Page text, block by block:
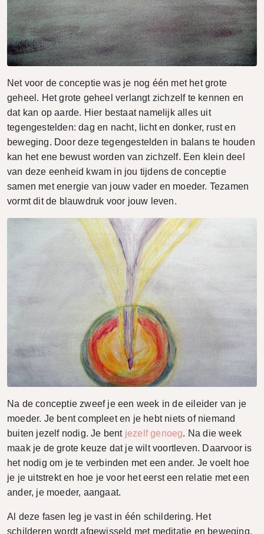
Net voor de conceptie was je nog één met het grote
geheel. Het grote geheel verlangt zichzelf te kennen en
dat kan op aarde. Hier bestaat namelijk alles uit
tegengestelden: dag en nacht, licht en donker, rust en
beweging. Door deze tegengestelden in balans te houden
kan het ene bewust worden van zichzelf. Een klein deel
van deze eenheid kwam in jou tijdens de conceptie
samen met energie van jouw vader en moeder. Tezamen
vormt dit de blauwdruk voor jouw leven.
Na de conceptie zweef je een week in de eileider van je
moeder. Je bent compleet en je hebt niets of niemand
buiten jezelf nodig. Je bent jezelf genoeg. Na die week
maak je de grote keuze dat je wilt voortleven. Daarvoor is
het nodig om je te verbinden met een ander. Je voelt hoe
je je uitstrekt en hoe je voor het eerst een relatie met een
ander, je moeder, aangaat.
Al deze fasen leg je vast in één schildering. Het
schilderen wordt afgewisseld met meditatie en beweging.